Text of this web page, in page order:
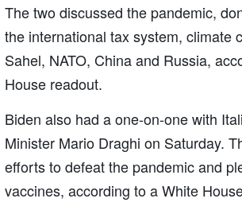
The two discussed the pandemic,
the international tax system, climate
Sahel, NATO, China and Russia,
House readout.
Biden also had a one-on-one with
Minister Mario Draghi on Saturday.
efforts to defeat the pandemic and
vaccines, according to a White